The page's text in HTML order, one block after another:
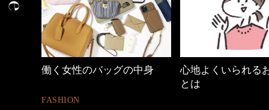
心地よくいられるおしゃれ
優木まおみさん「
割。」